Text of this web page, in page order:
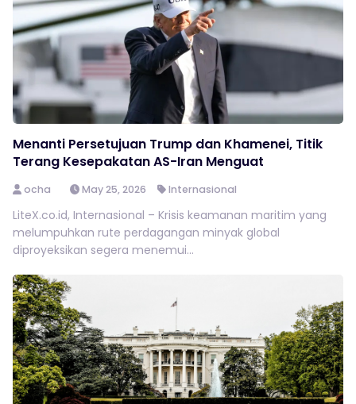
Menanti Persetujuan Trump dan Khamenei, Titik
Terang Kesepakatan AS-Iran Menguat
ocha May 25, 2026 Internasional
LiteX.co.id, Internasional – Krisis keamanan maritim yang
melumpuhkan rute perdagangan minyak global
diproyeksikan segera menemui...